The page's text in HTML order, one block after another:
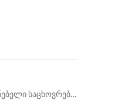
დასასვენებელი საცხოვრებლები